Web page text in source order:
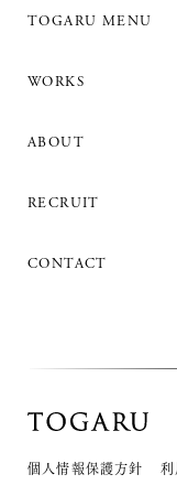
TOGARU MENU
WORKS
ABOUT
RECRUIT
CONTACT
個人情報保護方針